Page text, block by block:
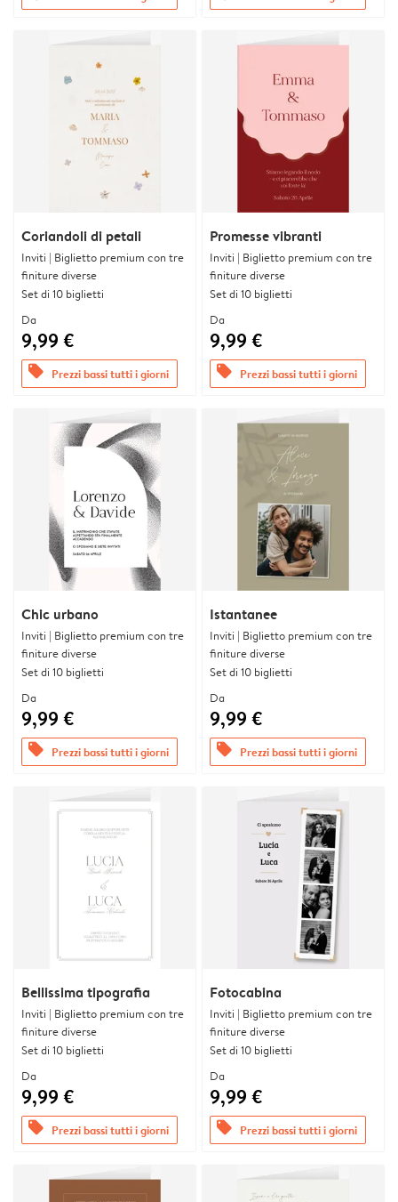
Coriandoli di petali
Inviti | Biglietto premium con tre
finiture diverse
Set di 10 biglietti
Da
9,99 €
offers Prezzi bassi tutti i giorni
Promesse vibranti
Inviti | Biglietto premium con tre
finiture diverse
Set di 10 biglietti
Da
9,99 €
offers Prezzi bassi tutti i giorni
Chic urbano
Inviti | Biglietto premium con tre
finiture diverse
Set di 10 biglietti
Da
9,99 €
offers Prezzi bassi tutti i giorni
Istantanee
Inviti | Biglietto premium con tre
finiture diverse
Set di 10 biglietti
Da
9,99 €
offers Prezzi bassi tutti i giorni
Bellissima tipografia
Inviti | Biglietto premium con tre
finiture diverse
Set di 10 biglietti
Da
9,99 €
offers Prezzi bassi tutti i giorni
Fotocabina
Inviti | Biglietto premium con tre
finiture diverse
Set di 10 biglietti
Da
9,99 €
offers Prezzi bassi tutti i giorni